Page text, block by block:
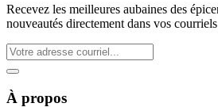
Recevez les meilleures aubaines des
nouveautés directement dans vos
À propos